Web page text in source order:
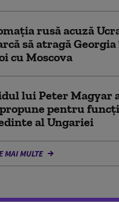
rusă acuză
să atragă
cu Moscova
lui Peter Magyar
pentru
al Ungariei
MAI MULTE